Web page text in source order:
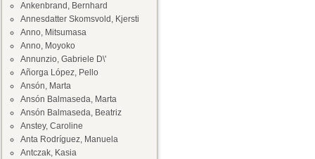
Ankenbrand, Bernhard
Annesdatter Skomsvold, Kjersti
Anno, Mitsumasa
Anno, Moyoko
Annunzio, Gabriele D\'
Añorga López, Pello
Ansón, Marta
Ansón Balmaseda, Marta
Ansón Balmaseda, Beatriz
Anstey, Caroline
Anta Rodríguez, Manuela
Antczak, Kasia